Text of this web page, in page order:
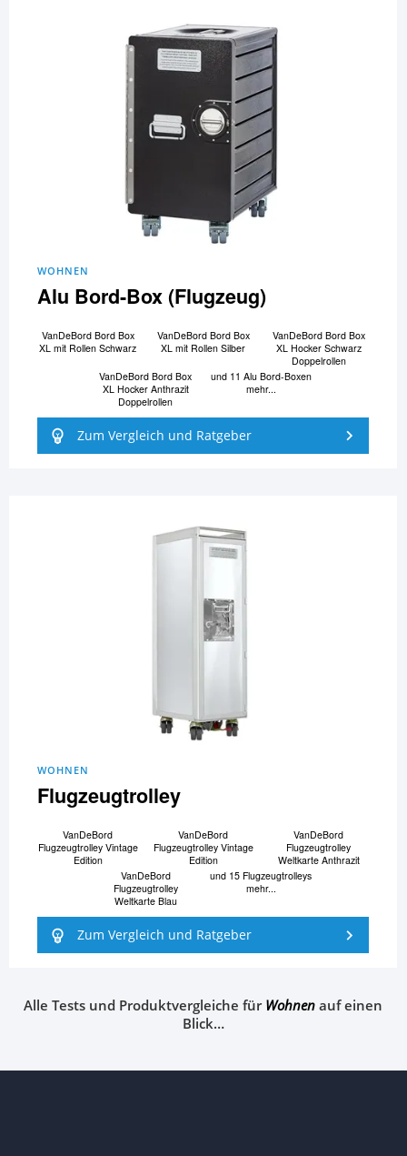
WOHNEN
Alu Bord-Box (Flugzeug)
VanDeBord Bord Box
XL mit Rollen Schwarz
VanDeBord Bord Box
XL mit Rollen Silber
VanDeBord Bord Box
XL Hocker Schwarz
Doppelrollen
VanDeBord Bord Box
XL Hocker Anthrazit
Doppelrollen
und 11 Alu Bord-Boxen
mehr...
Zum Vergleich und Ratgeber
WOHNEN
Flugzeugtrolley
VanDeBord
Flugzeugtrolley Vintage
Edition
VanDeBord
Flugzeugtrolley Vintage
Edition
VanDeBord
Flugzeugtrolley
Weltkarte Anthrazit
VanDeBord
Flugzeugtrolley
Weltkarte Blau
und 15 Flugzeugtrolleys
mehr...
Zum Vergleich und Ratgeber
Alle Tests und Produktvergleiche fürWohnenauf einen
Blick…